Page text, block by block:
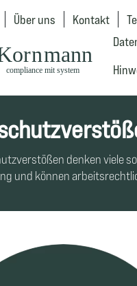
Über uns Kontakt
denken viele
und können